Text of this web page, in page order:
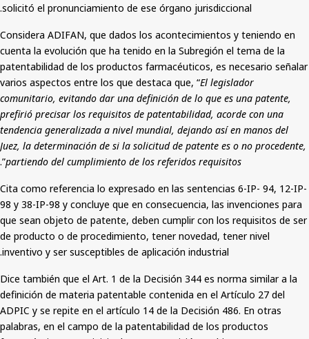
solicitó el pronunciamiento de ese órgano jurisdiccional.
Considera ADIFAN, que dados los acontecimientos y teniendo en
cuenta la evolución que ha tenido en la Subregión el tema de la
patentabilidad de los productos farmacéuticos, es necesario señalar
varios aspectos entre los que destaca que, “El legislador
comunitario, evitando dar una definición de lo que es una patente,
prefirió precisar los requisitos de patentabilidad, acorde con una
tendencia generalizada a nivel mundial, dejando así en manos del
Juez, la determinación de si la solicitud de patente es o no procedente,
partiendo del cumplimiento de los referidos requisitos
”.
Cita como referencia lo expresado en las sentencias 6-IP- 94, 12-IP-
98 y 38-IP-98 y concluye que en consecuencia, las invenciones para
que sean objeto de patente, deben cumplir con los requisitos de ser
de producto o de procedimiento, tener novedad, tener nivel
inventivo y ser susceptibles de aplicación industrial.
Dice también que el Art. 1 de la Decisión 344 es norma similar a la
definición de materia patentable contenida en el Artículo 27 del
ADPIC y se repite en el artículo 14 de la Decisión 486. En otras
palabras, en el campo de la patentabilidad de los productos